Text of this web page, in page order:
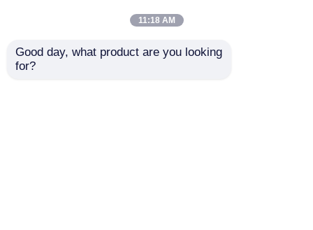
11:18 AM
Good day, what product are you looking
for?